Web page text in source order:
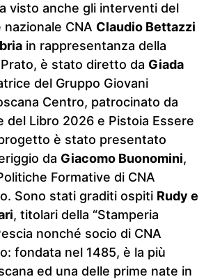
visto anche gli interventi del
CNA Claudio Bettazzi
in rappresentanza della
è stato diretto da Giada
del Gruppo Giovani
Centro, patrocinato da
del Libro 2026 e Pistoia Essere
è stato presentato
da Giacomo Buonomini,
Formative di CNA
Sono stati graditi ospiti Rudy e
, titolari della “Stamperia
nonché socio di CNA
fondata nel 1485, è la più
ed una delle prime nate in